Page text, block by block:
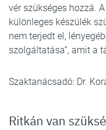
vér szükséges hozzá.
különleges készülék
nem terjedt el,
szolgáltatása”, amit a
Szaktanácsadó: Dr.
Ritkán van